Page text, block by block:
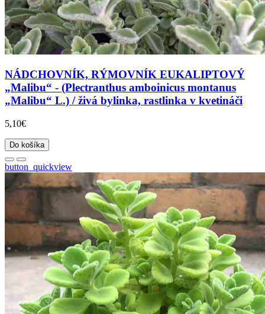
NÁDCHOVNÍK, RÝMOVNÍK EUKALIPTOVÝ
„Malibu“ - (Plectranthus amboinicus montanus
„Malibu“ L.) / živá bylinka, rastlinka v kvetináči
5,10€
Do košíka
button_quickview